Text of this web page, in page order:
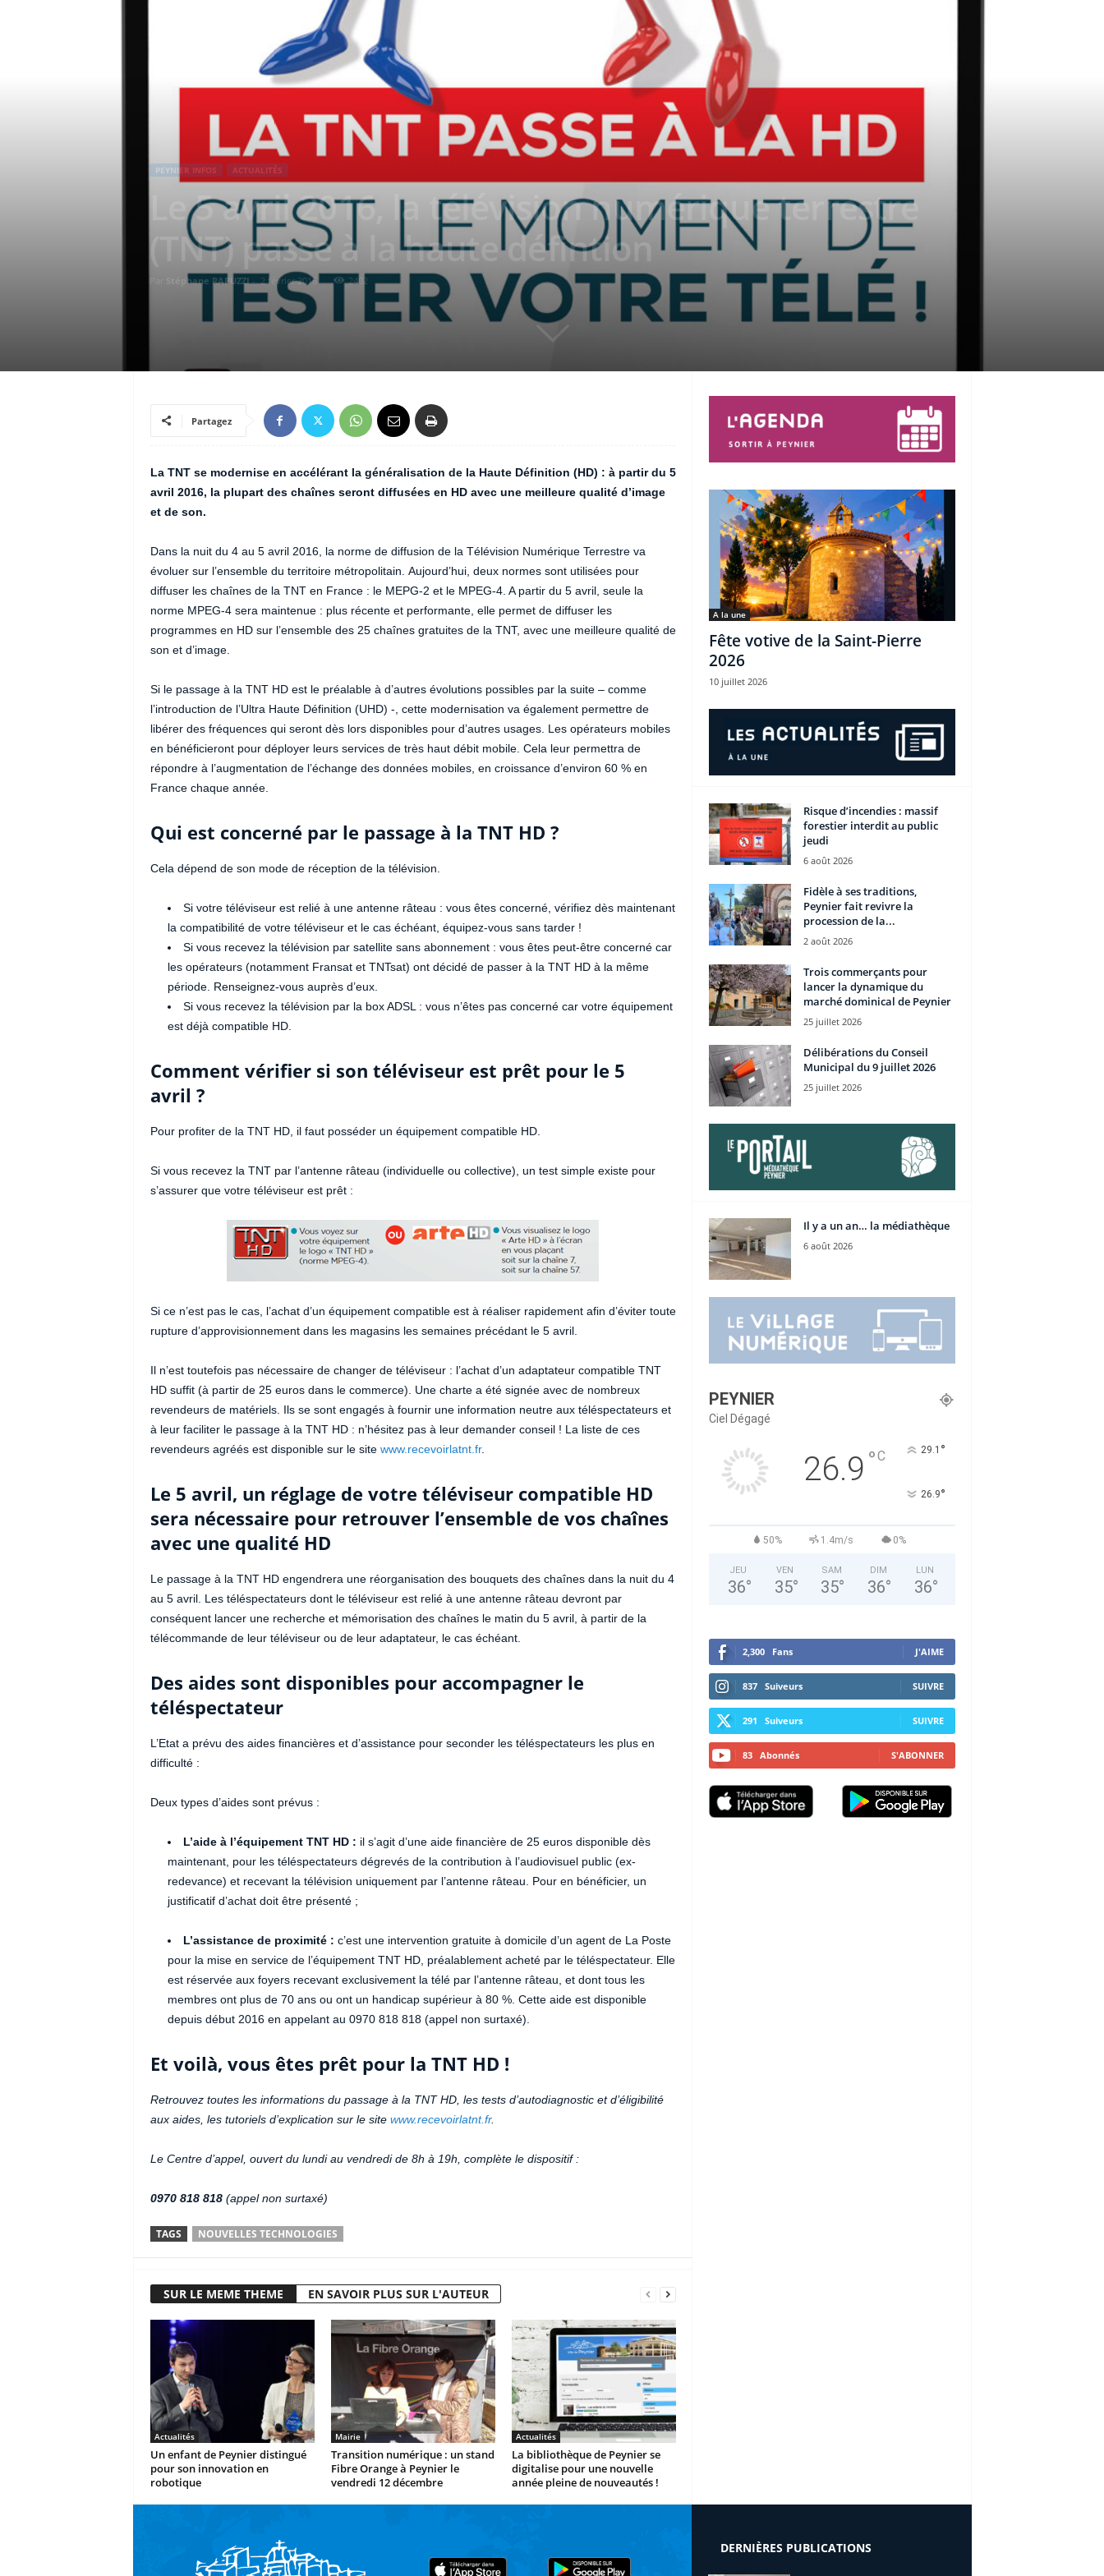
PEYNIER INFOS ACTUALITÉS
Le 5 avril 2016, la télévision numérique terrestre
(TNT) passe à la haute défintion
Stéphane RAPUZZI- 2 février 2016 2402
Partagez
La TNT se modernise en accélérant la généralisation de la Haute Définition (HD) : à partir du 5
avril 2016, la plupart des chaînes seront diffusées en HD avec une meilleure qualité d’image
et de son.
Dans la nuit du 4 au 5 avril 2016, la norme de diffusion de la Télévision Numérique Terrestre va
évoluer sur l’ensemble du territoire métropolitain. Aujourd’hui, deux normes sont utilisées pour
diffuser les chaînes de la TNT en France : le MEPG-2 et le MPEG-4. A partir du 5 avril, seule la
norme MPEG-4 sera maintenue : plus récente et performante, elle permet de diffuser les
programmes en HD sur l’ensemble des 25 chaînes gratuites de la TNT, avec une meilleure qualité de
son et d’image.
Si le passage à la TNT HD est le préalable à d’autres évolutions possibles par la suite – comme
l’introduction de l’Ultra Haute Définition (UHD) -, cette modernisation va également permettre de
libérer des fréquences qui seront dès lors disponibles pour d’autres usages. Les opérateurs mobiles
en bénéficieront pour déployer leurs services de très haut débit mobile. Cela leur permettra de
répondre à l’augmentation de l’échange des données mobiles, en croissance d’environ 60 % en
France chaque année.
Qui est concerné par le passage à la TNT HD ?
Cela dépend de son mode de réception de la télévision.
Si votre téléviseur est relié à une antenne râteau : vous êtes concerné, vérifiez dès maintenant
la compatibilité de votre téléviseur et le cas échéant, équipez-vous sans tarder !
Si vous recevez la télévision par satellite sans abonnement : vous êtes peut-être concerné car
les opérateurs (notamment Fransat et TNTsat) ont décidé de passer à la TNT HD à la même
période. Renseignez-vous auprès d’eux.
Si vous recevez la télévision par la box ADSL : vous n’êtes pas concerné car votre équipement
est déjà compatible HD.
Comment vérifier si son téléviseur est prêt pour le 5
avril ?
Pour profiter de la TNT HD, il faut posséder un équipement compatible HD.
Si vous recevez la TNT par l’antenne râteau (individuelle ou collective), un test simple existe pour
s’assurer que votre téléviseur est prêt :
Si ce n’est pas le cas, l’achat d’un équipement compatible est à réaliser rapidement afin d’éviter toute
rupture d’approvisionnement dans les magasins les semaines précédant le 5 avril.
Il n’est toutefois pas nécessaire de changer de téléviseur : l’achat d’un adaptateur compatible TNT
HD suffit (à partir de 25 euros dans le commerce). Une charte a été signée avec de nombreux
revendeurs de matériels. Ils se sont engagés à fournir une information neutre aux téléspectateurs et
à leur faciliter le passage à la TNT HD : n’hésitez pas à leur demander conseil ! La liste de ces
revendeurs agréés est disponible sur le site www.recevoirlatnt.fr.
Le 5 avril, un réglage de votre téléviseur compatible HD
sera nécessaire pour retrouver l’ensemble de vos chaînes
avec une qualité HD
Le passage à la TNT HD engendrera une réorganisation des bouquets des chaînes dans la nuit du 4
au 5 avril. Les téléspectateurs dont le téléviseur est relié à une antenne râteau devront par
conséquent lancer une recherche et mémorisation des chaînes le matin du 5 avril, à partir de la
télécommande de leur téléviseur ou de leur adaptateur, le cas échéant.
Des aides sont disponibles pour accompagner le
téléspectateur
L’Etat a prévu des aides financières et d’assistance pour seconder les téléspectateurs les plus en
difficulté :
Deux types d’aides sont prévus :
L’aide à l’équipement TNT HD : il s’agit d’une aide financière de 25 euros disponible dès
maintenant, pour les téléspectateurs dégrevés de la contribution à l’audiovisuel public (ex-
redevance) et recevant la télévision uniquement par l’antenne râteau. Pour en bénéficier, un
justificatif d’achat doit être présenté ;
L’assistance de proximité : c’est une intervention gratuite à domicile d’un agent de La Poste
pour la mise en service de l’équipement TNT HD, préalablement acheté par le téléspectateur. Elle
est réservée aux foyers recevant exclusivement la télé par l’antenne râteau, et dont tous les
membres ont plus de 70 ans ou ont un handicap supérieur à 80 %. Cette aide est disponible
depuis début 2016 en appelant au 0970 818 818 (appel non surtaxé).
Et voilà, vous êtes prêt pour la TNT HD !
Retrouvez toutes les informations du passage à la TNT HD, les tests d’autodiagnostic et d’éligibilité
aux aides, les tutoriels d’explication sur le site www.recevoirlatnt.fr.
Le Centre d’appel, ouvert du lundi au vendredi de 8h à 19h, complète le dispositif :
0970 818 818(appel non surtaxé)
TAGS NOUVELLES TECHNOLOGIES
SUR LE MEME THEME EN SAVOIR PLUS SUR L'AUTEUR
Actualités
Un enfant de Peynier distingué
pour son innovation en
robotique
Mairie
Transition numérique : un stand
Fibre Orange à Peynier le
vendredi 12 décembre
Actualités
La bibliothèque de Peynier se
digitalise pour une nouvelle
année pleine de nouveautés !
A la une
Fête votive de la Saint-Pierre
2026
10 juillet 2026
Risque d’incendies : massif
forestier interdit au public
jeudi
6 août 2026
Fidèle à ses traditions,
Peynier fait revivre la
procession de la...
2 août 2026
Trois commerçants pour
lancer la dynamique du
marché dominical de Peynier
25 juillet 2026
Délibérations du Conseil
Municipal du 9 juillet 2026
25 juillet 2026
Il y a un an… la médiathèque
6 août 2026
PEYNIER
Ciel Dégagé
26.9 °C 29.1 °
26.9°
50% 1.4m/s 0%
JEU
36°
VEN
35°
SAM
35°
DIM
36°
LUN
36°
2,300 Fans J'AIME
837 Suiveurs SUIVRE
291 Suiveurs SUIVRE
83 Abonnés S'ABONNER
DERNIÈRES PUBLICATIONS